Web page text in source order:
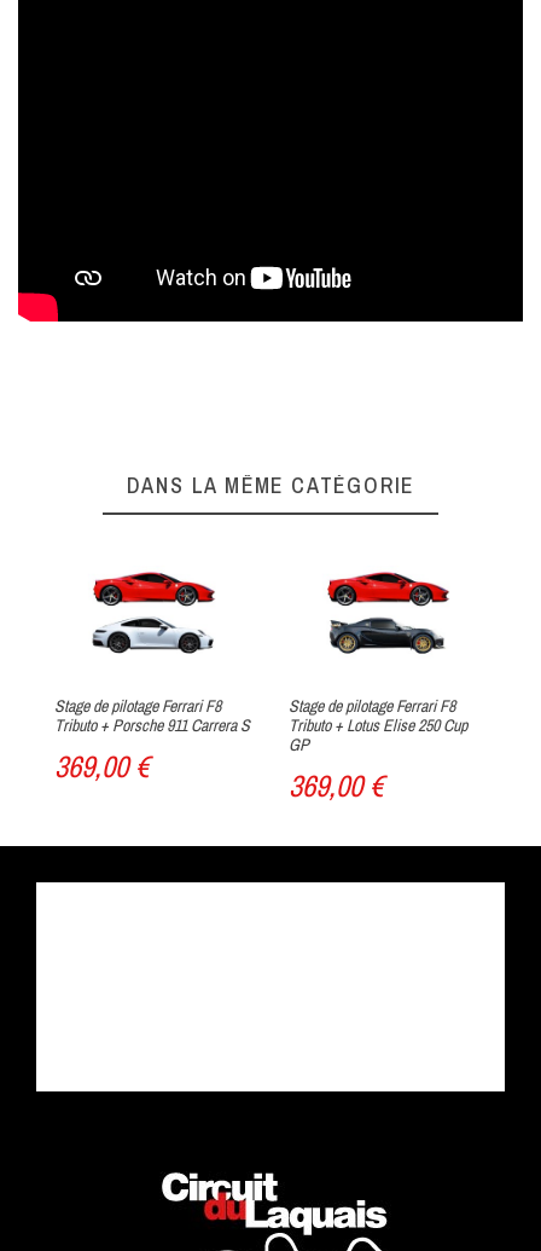
DANS LA MÊME CATÉGORIE
Stage de pilotage Ferrari F8
Tributo + Porsche 911 Carrera S
369,00 €
Stage de pilotage Ferrari F8
Tributo + Lotus Elise 250 Cup
GP
369,00 €